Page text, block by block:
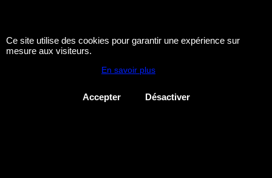
Ce site utilise des cookies pour garantir une expérience sur
mesure aux visiteurs.
En savoir plus
Accepter Désactiver